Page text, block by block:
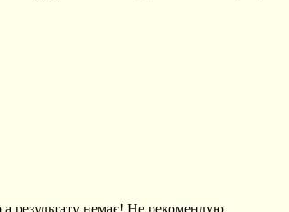
а результату немає! Не рекомендую